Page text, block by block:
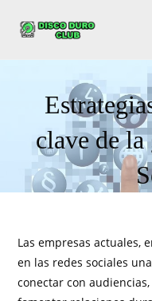
clave de la
Las empresas actuales,
en las redes sociales
conectar con